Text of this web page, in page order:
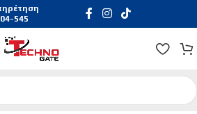
545
Ηχεία - Μικρόφωνα